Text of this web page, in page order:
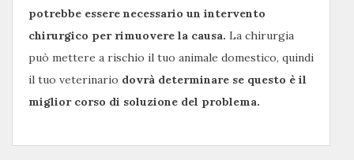
potrebbe essere necessario un intervento
chirurgico per rimuovere la causa. La chirurgia
può mettere a rischio il tuo animale domestico, quindi
il tuo veterinario dovrà determinare se questo è il
miglior corso di soluzione del problema.